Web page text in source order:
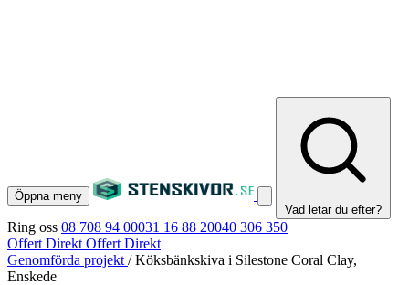
Öppna meny
Vad letar du efter?
Ring oss 08 708 94 00031 16 88 20040 306 350
Offert Direkt Offert Direkt
Genomförda projekt / Köksbänkskiva i Silestone Coral Clay,
Enskede